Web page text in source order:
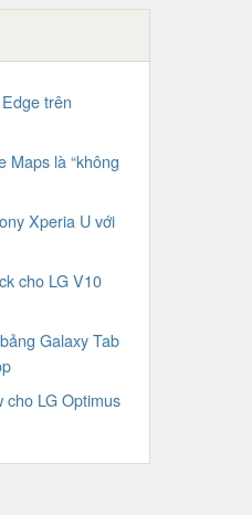
trên
Maps là “không
Xperia U với
cho LG V10
Galaxy Tab
cho LG Optimus